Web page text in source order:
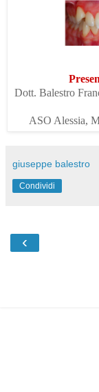
Dott. Balestro
ASO Alessia,
giuseppe balestro
Condividi
‹